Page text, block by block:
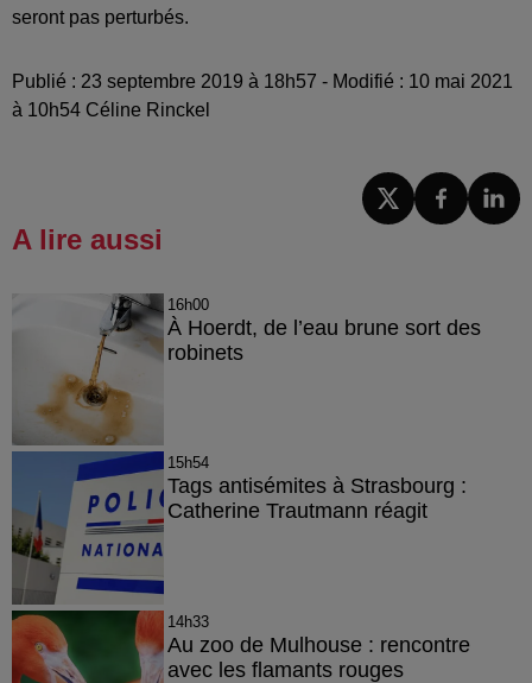
seront pas perturbés.
Publié : 23 septembre 2019 à 18h57 - Modifié : 10 mai 2021
à 10h54 Céline Rinckel
A lire aussi
16h00
À Hoerdt, de l’eau brune sort des
robinets
15h54
Tags antisémites à Strasbourg :
Catherine Trautmann réagit
14h33
Au zoo de Mulhouse : rencontre
avec les flamants rouges